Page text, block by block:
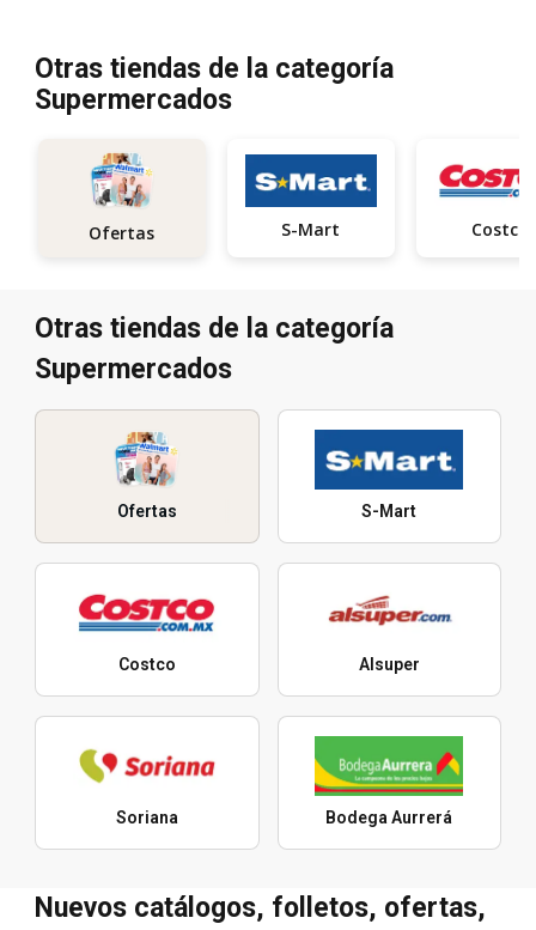
Otras tiendas de la categoría
Supermercados
Ofertas S-Mart Costco
Otras tiendas de la categoría
Supermercados
Ofertas S-Mart
Costco Alsuper
Soriana Bodega Aurrerá
Nuevos catálogos, folletos, ofertas,